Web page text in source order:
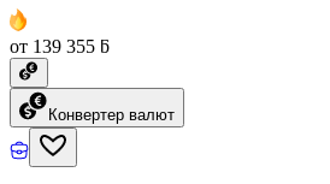
от 139 355 ƃ
Конвертер валют